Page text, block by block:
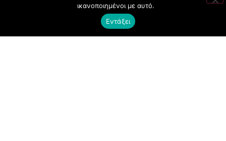
ικανοποιημένοι με αυτό.
Εντάξει